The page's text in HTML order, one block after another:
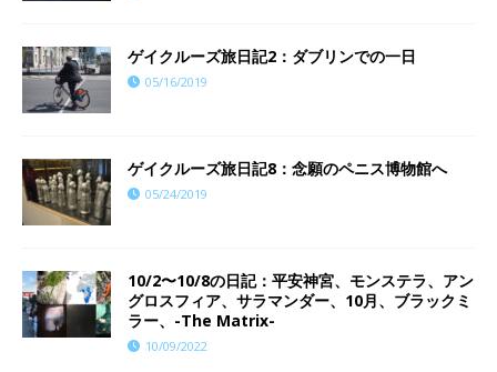
ゲイクルーズ旅日記2：ダブリンでの一日
05/16/2019
ゲイクルーズ旅日記8：念願のペニス博物館へ
05/24/2019
10/2〜10/8の日記：平安神宮、モンステラ、アン
グロスフィア、サラマンダー、10月、ブラックミ
ラー、-The Matrix-
10/09/2022